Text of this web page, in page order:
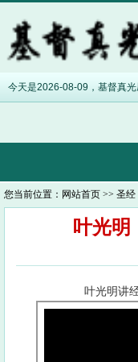
马太福音
今天是2026-08-09，基督真
您当前位置： 网站首页 >> 圣经
叶光明
叶光明讲